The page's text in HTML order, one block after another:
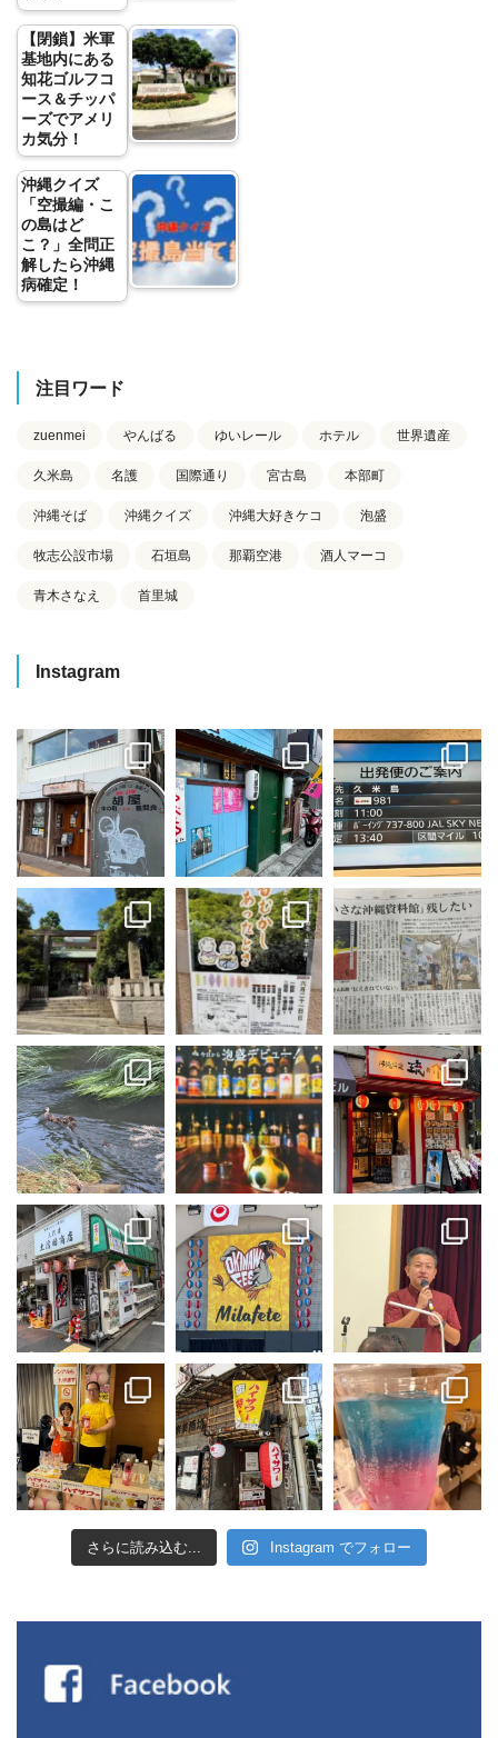
【閉鎖】米軍
基地内にある
知花ゴルフコ
ース＆チッパ
ーズでアメリ
カ気分！
沖縄クイズ
「空撮編・こ
の島はど
こ？」全問正
解したら沖縄
病確定！
注目ワード
zuenmei やんばる ゆいレール ホテル 世界遺産
久米島 名護 国際通り 宮古島 本部町
沖縄そば 沖縄クイズ 沖縄大好きケコ 泡盛
牧志公設市場 石垣島 那覇空港 酒人マーコ
青木さなえ 首里城
Instagram
さらに読み込む... Instagram でフォロー